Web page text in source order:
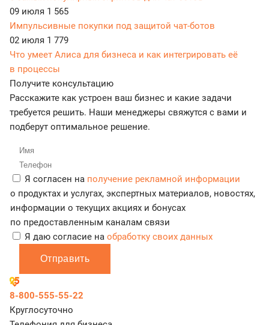
09 июля 1 565
Импульсивные покупки под защитой чат-ботов
02 июля 1 779
Что умеет Алиса для бизнеса и как интегрировать её
в процессы
Получите консультацию
Расскажите как устроен ваш бизнес и какие задачи
требуется решить. Наши менеджеры свяжутся с вами и
подберут оптимальное решение.
Я согласен на получение рекламной информации
о продуктах и услугах, экспертных материалов, новостях,
информации о текущих акциях и бонусах
по предоставленным каналам связи
Я даю согласие на обработку своих данных
Отправить
8-800-555-55-22
Круглосуточно